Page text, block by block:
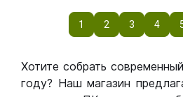
1 2 3 4
Хотите собрать
году? Наш магазин